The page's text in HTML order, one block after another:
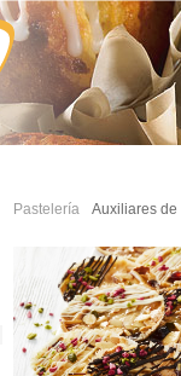
Pastelería Auxiliares de